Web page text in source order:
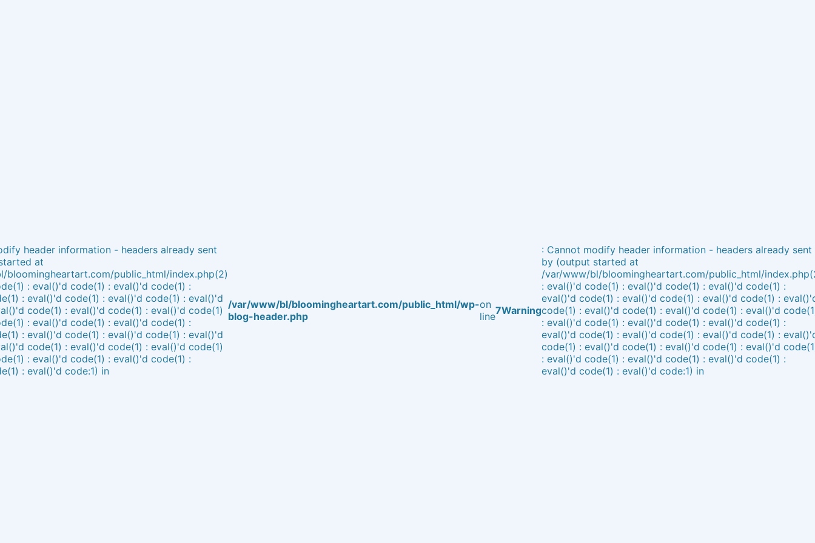
header information - headers already sent
at
bloomingheartart.com/public_html/index.php(2)
: eval()'d code(1) : eval()'d code(1) :
: eval()'d code(1) : eval()'d code(1) : eval()'d
code(1) : eval()'d code(1) : eval()'d code(1)
: eval()'d code(1) : eval()'d code(1) :
: eval()'d code(1) : eval()'d code(1) : eval()'d
code(1) : eval()'d code(1) : eval()'d code(1)
: eval()'d code(1) : eval()'d code(1) :
: eval()'d code:1) in
/var/www/bl/bloomingheartart.com/public_html/wp-
blog-header.php
on
line7Warning
: Cannot modify header information - headers already sent
by (output started at
/var/www/bl/bloomingheartart.com/public_html/
: eval()'d code(1) : eval()'d code(1) : eval()'d code(1) :
eval()'d code(1) : eval()'d code(1) : eval()'d code(1) :
code(1) : eval()'d code(1) : eval()'d code(1) : eval()'d
: eval()'d code(1) : eval()'d code(1) : eval()'d code(1) :
eval()'d code(1) : eval()'d code(1) : eval()'d code(1) :
code(1) : eval()'d code(1) : eval()'d code(1) : eval()'d
: eval()'d code(1) : eval()'d code(1) : eval()'d code(1) :
eval()'d code(1) : eval()'d code:1) in